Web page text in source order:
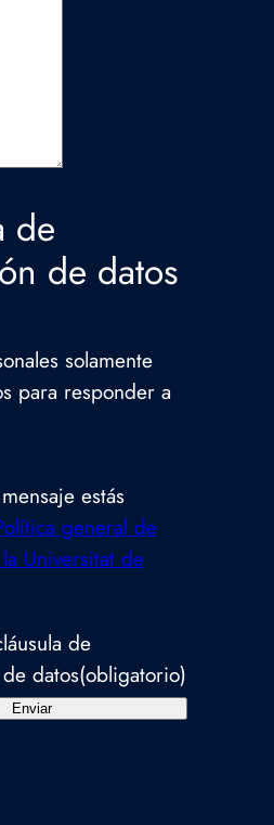
de
de datos
solamente
para responder a
estás
general de
Universitat de
de
datos(obligatorio)
Enviar